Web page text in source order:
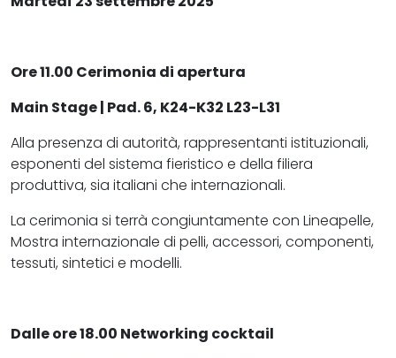
Ore 11.00 Cerimonia di apertura
Main Stage | Pad. 6, K24-K32 L23-L31
Alla presenza di autorità, rappresentanti istituzionali,
esponenti del sistema fieristico e della filiera
produttiva, sia italiani che internazionali.
La cerimonia si terrà congiuntamente con Lineapelle,
Mostra internazionale di pelli, accessori, componenti,
tessuti, sintetici e modelli.
Dalle ore 18.00 Networking cocktail